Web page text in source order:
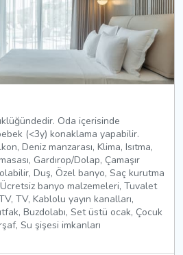
Oda içerisinde
(<3y) konaklama yapabilir.
Deniz manzarası, Klima, Isıtma,
Gardırop/Dolap, Çamaşır
Duş, Özel banyo, Saç kurutma
banyo malzemeleri, Tuvalet
TV, Kablolu yayın kanalları,
Buzdolabı, Set üstü ocak, Çocuk
Su şişesi imkanları